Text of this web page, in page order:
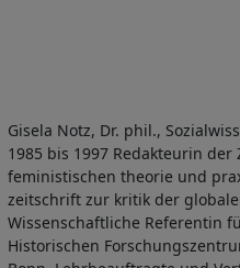
Gisela Notz, Dr. phil.,
1985 bis 1997 Redakteurin
feministischen theorie und
zeitschrift zur kritik der
Wissenschaftliche Referentin
Historischen